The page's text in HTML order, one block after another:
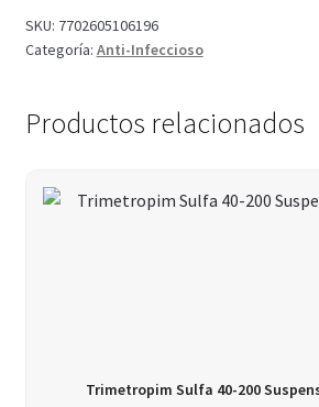
SKU: 7702605106196
Categoría: Anti-Infeccioso
Productos relacionados
Trimetropim Sulfa 40-200